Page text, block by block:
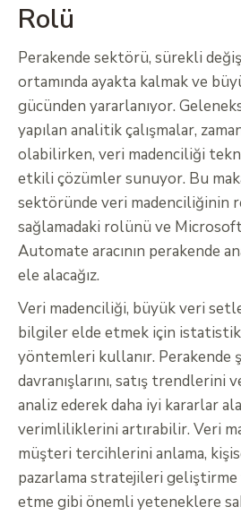
Rolü
Perakende sektörü, sürekli
ortamında ayakta kalmak ve
gücünden yararlanıyor.
yapılan analitik çalışmalar,
olabilirken, veri madenciliği
etkili çözümler sunuyor. Bu
sektöründe veri madenciliğinin
sağlamadaki rolünü ve
Automate aracının perakende
ele alacağız.
Veri madenciliği, büyük veri
bilgiler elde etmek için
yöntemleri kullanır. Perakende
davranışlarını, satış trendlerini
analiz ederek daha iyi kararlar
verimliliklerini artırabilir. Veri
müşteri tercihlerini anlama,
pazarlama stratejileri
etme gibi önemli yeteneklere